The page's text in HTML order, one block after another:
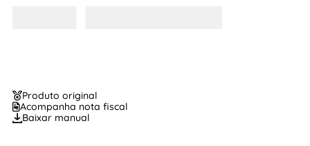
Produto original
Acompanha nota fiscal
Baixar manual